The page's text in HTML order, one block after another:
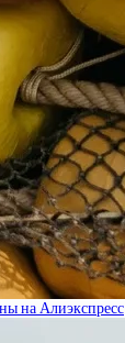
на Алиэкспресс